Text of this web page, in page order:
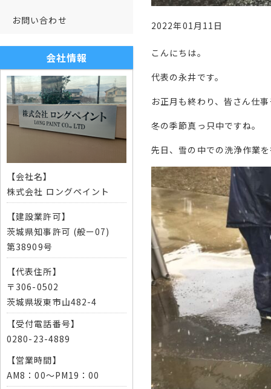
2022年01月11日
こんにちは。
代表の永井です。
お正月も終わり、皆さん仕
冬の季節真っ只中ですね。
先日、雪の中での洗浄作業
お問い合わせ
会社情報
【会社名】
株式会社 ロングペイント
【建設業許可】
茨城県知事許可 (般ー07)
第38909号
【代表住所】
〒306-0502
茨城県坂東市山482-4
【受付電話番号】
0280-23-4889
【営業時間】
AM8：00～PM19：00